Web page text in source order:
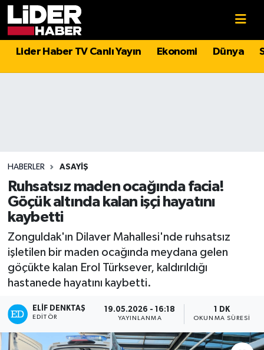
Lider Haber TV Canlı Yayın Ekonomi Dünya
HABERLER ASAYIŞ
Ruhsatsız maden ocağında facia!
Göçük altında kalan işçi hayatını
kaybetti
Zonguldak'ın Dilaver Mahallesi'nde ruhsatsız
işletilen bir maden ocağında meydana gelen
göçükte kalan Erol Türksever, kaldırıldığı
hastanede hayatını kaybetti.
ELIF DENKTAŞ
EDITÖR
19.05.2026 - 16:18
YAYINLANMA
1 DK
OKUNMA SÜRESI
Politika
Magazin
Spor
Sağlık
Teknoloji
Turizm
Kültür - Sanat
Lider Haber TV Canlı Yayın izle
Hava Durumu
Süper Lig Puan Durumu ve Fikstür
Tüm Manşetler
Son Dakika Haberleri
Haber Arşivi